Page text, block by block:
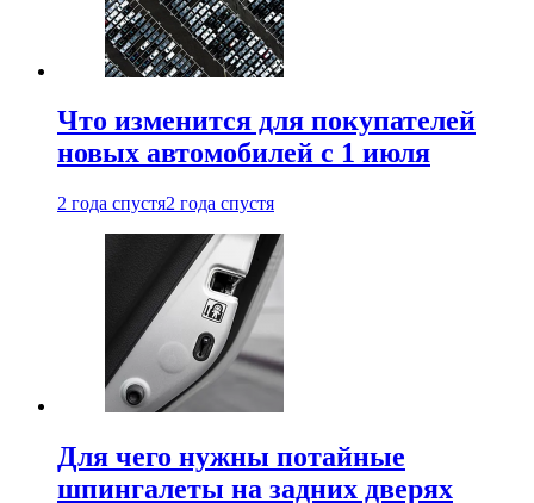
Что изменится для покупателей
новых автомобилей с 1 июля
2 года спустя2 года спустя
Для чего нужны потайные
шпингалеты на задних дверях